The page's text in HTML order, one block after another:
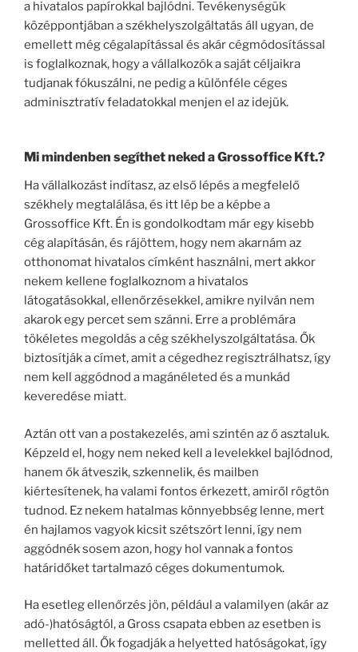
a hivatalos papírokkal bajlódni. Tevékenységük
középpontjában a székhelyszolgáltatás áll ugyan, de
emellett még cégalapítással és akár cégmódosítással
is foglalkoznak, hogy a vállalkozók a saját céljaikra
tudjanak fókuszálni, ne pedig a különféle céges
adminisztratív feladatokkal menjen el az idejük.
Mi mindenben segíthet neked a Grossoffice Kft.?
Ha vállalkozást indítasz, az első lépés a megfelelő
székhely megtalálása, és itt lép be a képbe a
Grossoffice Kft. Én is gondolkodtam már egy kisebb
cég alapításán, és rájöttem, hogy nem akarnám az
otthonomat hivatalos címként használni, mert akkor
nekem kellene foglalkoznom a hivatalos
látogatásokkal, ellenőrzésekkel, amikre nyilván nem
akarok egy percet sem szánni. Erre a problémára
tökéletes megoldás a cég székhelyszolgáltatása. Ők
biztosítják a címet, amit a cégedhez regisztrálhatsz, így
nem kell aggódnod a magánéleted és a munkád
keveredése miatt.
Aztán ott van a postakezelés, ami szintén az ő asztaluk.
Képzeld el, hogy nem neked kell a levelekkel bajlódnod,
hanem ők átveszik, szkennelik, és mailben
kiértesítenek, ha valami fontos érkezett, amiről rögtön
tudnod. Ez nekem hatalmas könnyebbség lenne, mert
én hajlamos vagyok kicsit szétszórt lenni, így nem
aggódnék sosem azon, hogy hol vannak a fontos
határidőket tartalmazó céges dokumentumok.
Ha esetleg ellenőrzés jön, például a valamilyen (akár az
adó-)hatóságtól, a Gross csapata ebben az esetben is
melletted áll. Ők fogadják a helyetted hatóságokat, így